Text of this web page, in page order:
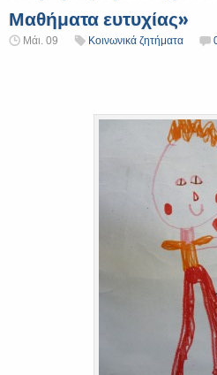
Μαθήματα ευτυχίας»
Μάι. 09 Κοινωνικά ζητήματα